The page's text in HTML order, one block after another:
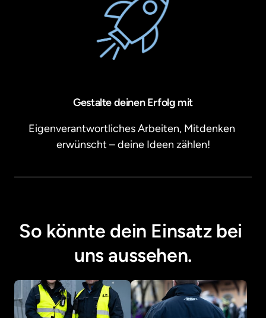
Gestalte deinen Erfolg mit
Eigenverantwortliches Arbeiten, Mitdenken
erwünscht – deine Ideen zählen!
So könnte dein Einsatz bei
uns aussehen.